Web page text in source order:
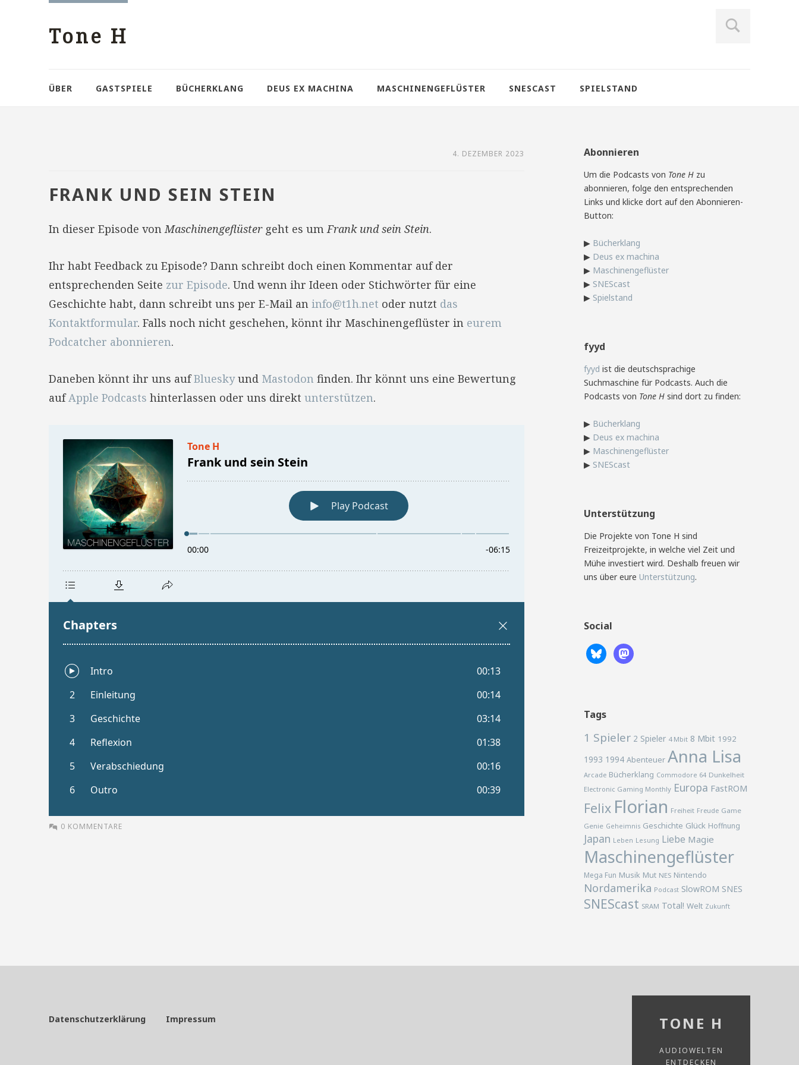
Tone H
ÜBER GASTSPIELE BÜCHERKLANG DEUS EX MACHINA MASCHINENGEFLÜSTER SNESCAST SPIELSTAND
4. DEZEMBER 2023
FRANK UND SEIN STEIN
In dieser Episode vonMaschinengeflüstergeht es umFrank und sein Stein.
Ihr habt Feedback zu Episode? Dann schreibt doch einen Kommentar auf der
entsprechenden Seite zur Episode. Und wenn ihr Ideen oder Stichwörter für eine
Geschichte habt, dann schreibt uns per E-Mail an info@t1h.net oder nutzt das
Kontaktformular. Falls noch nicht geschehen, könnt ihr Maschinengeflüster in eurem
Podcatcher abonnieren.
Daneben könnt ihr uns aufBlueskyund Mastodon finden. Ihr könnt uns eine Bewertung
aufApple Podcasts hinterlassen oder uns direkt unterstützen.
0 KOMMENTARE
Abonnieren
Um die Podcasts von Tone H zu
abonnieren, folge den entsprechenden
Links und klicke dort auf den Abonnieren-
Button:
▶ Bücherklang
▶ Deus ex machina
▶ Maschinengeflüster
▶ SNEScast
▶ Spielstand
fyyd
fyyd ist die deutschsprachige
Suchmaschine für Podcasts. Auch die
Podcasts von Tone H sind dort zu finden:
▶ Bücherklang
▶ Deus ex machina
▶ Maschinengeflüster
▶ SNEScast
Unterstützung
Die Projekte von Tone H sind
Freizeitprojekte, in welche viel Zeit und
Mühe investiert wird. Deshalb freuen wir
uns über eure Unterstützung.
Social
Tags
1 Spieler 2 Spieler 4 Mbit 8 Mbit 1992
1993 1994 Abenteuer Anna Lisa
Arcade Bücherklang Commodore 64 Dunkelheit
Electronic Gaming Monthly Europa FastROM
Felix Florian Freiheit Freude Game
Genie Geheimnis Geschichte Glück Hoffnung
Japan Leben Lesung Liebe Magie
Maschinengeflüster
Mega Fun Musik Mut NES Nintendo
Nordamerika Podcast SlowROM SNES
SNEScast SRAM Total! Welt Zukunft
Datenschutzerklärung Impressum TONE H
AUDIOWELTEN
ENTDECKEN